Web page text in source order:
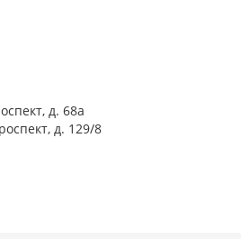
д. 68а
д. 129/8